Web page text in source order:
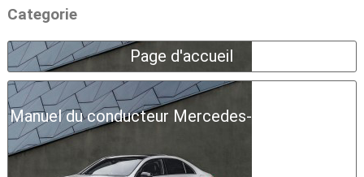
Categorie
Page d'accueil
Manuel du conducteur Mercedes-Benz Classe A